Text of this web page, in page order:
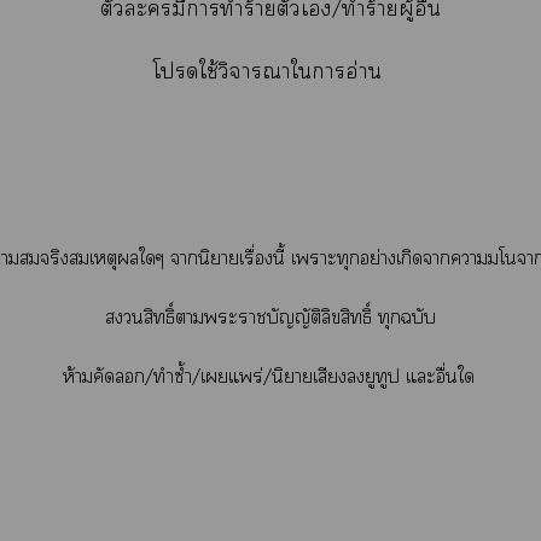
ตัวะมีาทำร้ายตัวเ/ทำร้ายผู้อื่น
โใช้วิจารณาใาอ่าน
สมจริงสมเหตุผลใๆ านิยายเรื่องนี้ เาะทุกอย่างเกิดาาโ
สิทธิ์าะาบัญญัติลิขสิทธิ์ ทุกฉบับ
ห้ามคัด/ทำซ้ำ/เแพร่/นิยายเสียงยูทูป แะอื่นใ